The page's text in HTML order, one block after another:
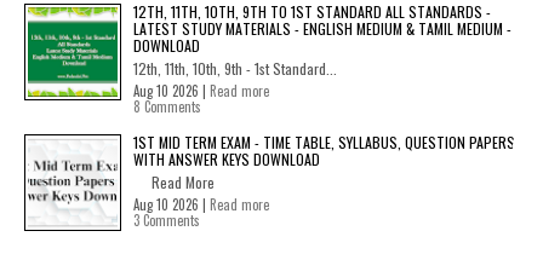
12TH, 11TH, 10TH, 9TH TO 1ST STANDARD ALL STANDARDS -
LATEST STUDY MATERIALS - ENGLISH MEDIUM & TAMIL MEDIUM -
DOWNLOAD
12th, 11th, 10th, 9th - 1st Standard...
Aug 10 2026 | Read more
8 Comments
1ST MID TERM EXAM - TIME TABLE, SYLLABUS, QUESTION PAPERS
WITH ANSWER KEYS DOWNLOAD
Read More
Aug 10 2026 | Read more
3 Comments